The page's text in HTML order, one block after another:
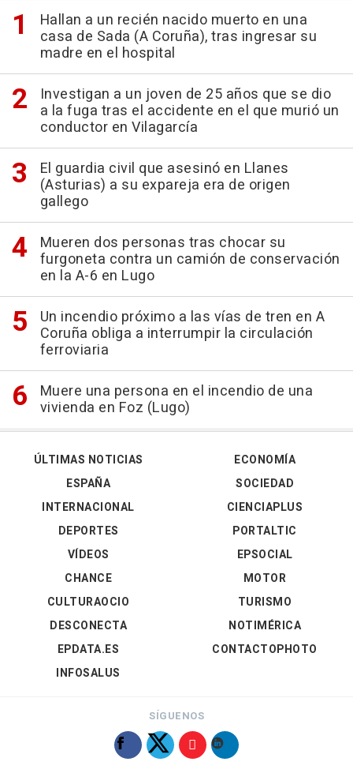
Hallan a un recién nacido muerto en una
casa de Sada (A Coruña), tras ingresar su
madre en el hospital
Investigan a un joven de 25 años que se dio
a la fuga tras el accidente en el que murió un
conductor en Vilagarcía
El guardia civil que asesinó en Llanes
(Asturias) a su expareja era de origen
gallego
Mueren dos personas tras chocar su
furgoneta contra un camión de conservación
en la A-6 en Lugo
Un incendio próximo a las vías de tren en A
Coruña obliga a interrumpir la circulación
ferroviaria
Muere una persona en el incendio de una
vivienda en Foz (Lugo)
ÚLTIMAS NOTICIAS
ESPAÑA
INTERNACIONAL
DEPORTES
VÍDEOS
ECONOMÍA
SOCIEDAD
CIENCIAPLUS
PORTALTIC
EPSOCIAL
CHANCE
CULTURAOCIO
DESCONECTA
EPDATA.ES
INFOSALUS
MOTOR
TURISMO
NOTIMÉRICA
CONTACTOPHOTO
SÍGUENOS